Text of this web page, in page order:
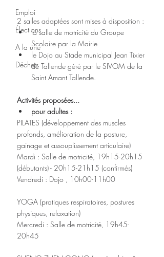
Emploi
Élections
A la une
Déchets
2 salles adaptées sont mises à disposition :
la salle de motricité du Groupe
Scolaire par la Mairie
le Dojo au Stade municipal Jean Tixier
de Tallende géré par le SIVOM de la
Saint Amant Tallende.
Activités proposées...​
pour adultes :
PILATES (développement des muscles
profonds, amélioration de la posture,
gainage et assouplissement articulaire)
Mardi : Salle de motricité, 19h15-20h15
(débutants) - 20h15-21h15 (confirmés)
Vendredi : Dojo , 10h00-11h00
YOGA (pratiques respiratoires, postures
physiques, relaxation)
Mercredi : Salle de motricité, 19h45-
20h45